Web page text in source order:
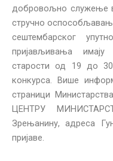
добровољно служење
стручно
сештембарског
пријављивања
старости од 19 до 30
конкурса. Више
страници
ЦЕНТРУ
Зрењанину, адреса
пријаве.